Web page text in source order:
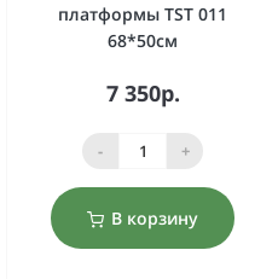
платформы TST 011
68*50см
7 350р.
- +
В корзину